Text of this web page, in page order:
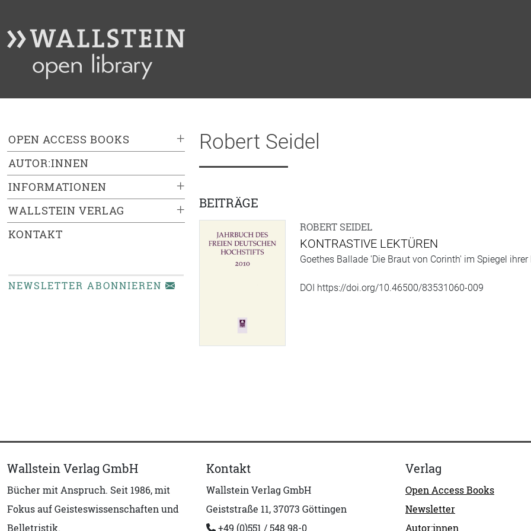
+
OPEN ACCESS BOOKS
AUTOR:INNEN
+
INFORMATIONEN
+
WALLSTEIN VERLAG
KONTAKT
NEWSLETTER ABONNIEREN
Robert Seidel
BEITRÄGE
ROBERT SEIDEL
KONTRASTIVE LEKTÜREN
Goethes Ballade 'Die Braut von Corinth' im Spiegel ihrer
DOI https://doi.org/10.46500/83531060-009
Wallstein Verlag GmbH
Bücher mit Anspruch. Seit 1986, mit
Fokus auf Geisteswissenschaften und
Belletristik.
Kontakt
Wallstein Verlag GmbH
Geiststraße 11, 37073 Göttingen
+49 (0)551 / 548 98-0
Verlag
Open Access Books
Newsletter
Autor:innen